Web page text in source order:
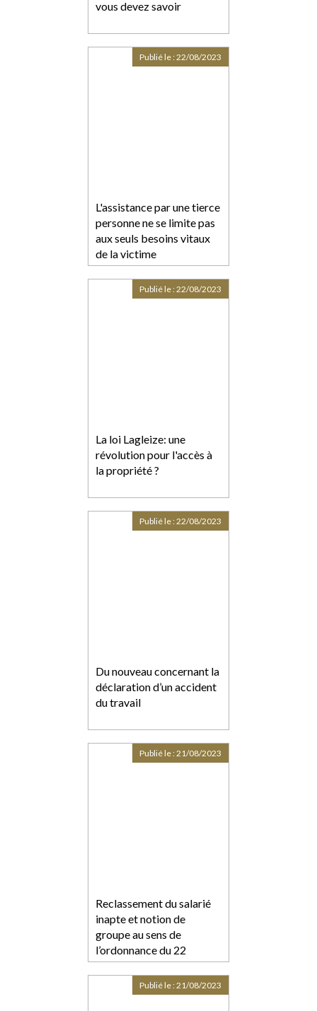
vous devez savoir
L'assistance par une tierce
personne ne se limite pas
aux seuls besoins vitaux
de la victime
Publié le :22/08/2023
La loi Lagleize: une
révolution pour l'accès à
la propriété ?
Publié le :22/08/2023
Du nouveau concernant la
déclaration d’un accident
du travail
Publié le :22/08/2023
Reclassement du salarié
inapte et notion de
groupe au sens de
l’ordonnance du 22
septembre 2017
Publié le :21/08/2023
Publié le :21/08/2023